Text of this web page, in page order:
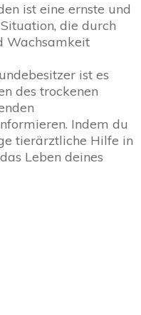
ist eine ernste und
die durch
Wachsamkeit
ist es
des trockenen
Indem du
tierärztliche Hilfe in
Leben deines